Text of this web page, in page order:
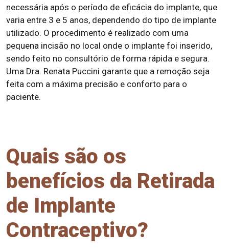
necessária após o período de eficácia do implante, que
varia entre 3 e 5 anos, dependendo do tipo de implante
utilizado. O procedimento é realizado com uma
pequena incisão no local onde o implante foi inserido,
sendo feito no consultório de forma rápida e segura.
Uma Dra. Renata Puccini garante que a remoção seja
feita com a máxima precisão e conforto para o
paciente.
Quais são os
benefícios da Retirada
de Implante
Contraceptivo?